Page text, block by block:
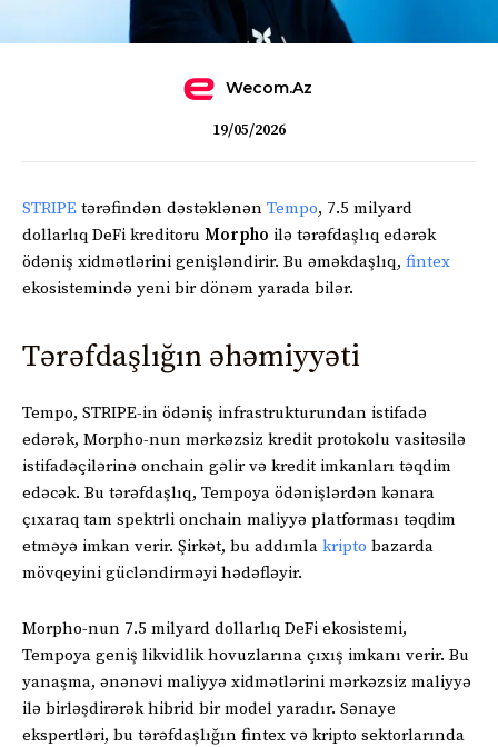
Wecom.az
19/05/2026
STRIPE tərəfindən dəstəklənən Tempo, 7.5 milyard
dollarlıq DeFi kreditoru Morpho ilə tərəfdaşlıq edərək
ödəniş xidmətlərini genişləndirir. Bu əməkdaşlıq, fintex
ekosistemində yeni bir dönəm yarada bilər.
Tərəfdaşlığın əhəmiyyəti
Tempo, STRIPE-in ödəniş infrastrukturundan istifadə
edərək, Morpho-nun mərkəzsiz kredit protokolu vasitəsilə
istifadəçilərinə onchain gəlir və kredit imkanları təqdim
edəcək. Bu tərəfdaşlıq, Tempoya ödənişlərdən kənara
çıxaraq tam spektrli onchain maliyyə platforması təqdim
etməyə imkan verir. Şirkət, bu addımla kripto bazarda
mövqeyini gücləndirməyi hədəfləyir.
Morpho-nun 7.5 milyard dollarlıq DeFi ekosistemi,
Tempoya geniş likvidlik hovuzlarına çıxış imkanı verir. Bu
yanaşma, ənənəvi maliyyə xidmətlərini mərkəzsiz maliyyə
ilə birləşdirərək hibrid bir model yaradır. Sənaye
ekspertləri, bu tərəfdaşlığın fintex və kripto sektorlarında